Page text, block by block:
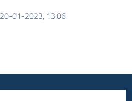
20-01-2023, 13:06